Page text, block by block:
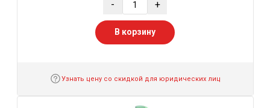
- +
В корзину
Узнать цену со скидкой для юридических лиц